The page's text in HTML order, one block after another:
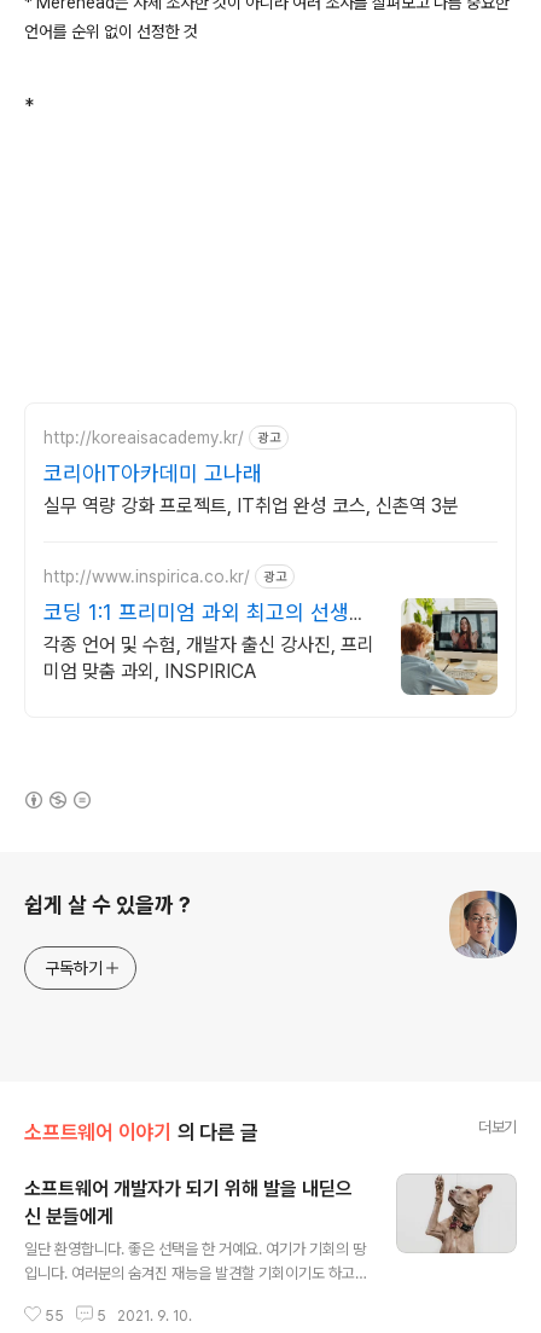
언어를 순위 없이 선정한 것
*
http://koreaisacademy.kr/ 광고
코리아IT아카데미 고나래
실무 역량 강화 프로젝트, IT취업 완성 코스, 신촌역 3분
http://www.inspirica.co.kr/ 광고
코딩 1:1 프리미엄 과외 최고의 선생님
들과 함께
각종 언어 및 수험, 개발자 출신 강사진, 프리
미엄 맞춤 과외, INSPIRICA
쉽게 살 수 있을까 ?
구독하기
소프트웨어 이야기 의 다른 글 더보기
소프트웨어 개발자가 되기 위해 발을 내딛으
신 분들에게
일단 환영합니다. 좋은 선택을 한 거예요. 여기가 기회의 땅
입니다. 여러분의 숨겨진 재능을 발견할 기회이기도 하고,
른 사람에게 닿는 것을 느끼는 기회이기도 하고, 결국 세상
55 5 2021. 9. 10.